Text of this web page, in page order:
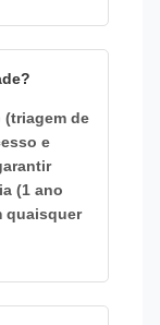
(triagem de
e
(1 ano
quaisquer